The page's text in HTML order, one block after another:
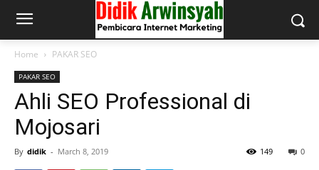
Home PAKAR SEO
PAKAR SEO
Ahli SEO Professional di
Mojosari
By didik - March 8, 2019 0
149